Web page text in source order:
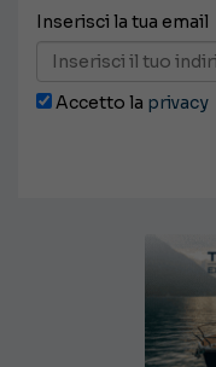
Inserisci la tua email
Accetto la privacy